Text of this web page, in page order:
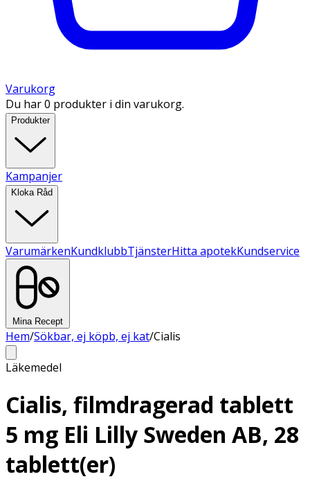
Varukorg
Du har 0 produkter i din varukorg.
Produkter
Kampanjer
Kloka Råd
VarumärkenKundklubbTjänsterHitta apotekKundservice
Mina Recept
Hem/Sökbar, ej köpb, ej kat/Cialis
Läkemedel
Cialis, filmdragerad tablett
5 mg Eli Lilly Sweden AB, 28
tablett(er)